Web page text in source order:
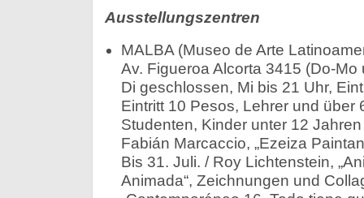
Ausstellungszentren
MALBA (Museo de Arte
Av. Figueroa Alcorta 3415 (Do-
Di geschlossen, Mi bis 21 Uhr,
Eintritt 10 Pesos, Lehrer und über
Studenten, Kinder unter 12
Fabián Marcaccio, „Ezeiza
Bis 31. Juli. / Roy Lichtenstein,
Animada“, Zeichnungen und